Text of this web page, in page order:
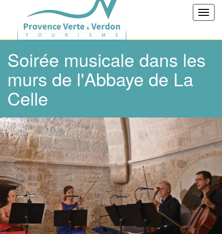
Soirée musicale dans les
murs de l'Abbaye de La
Celle